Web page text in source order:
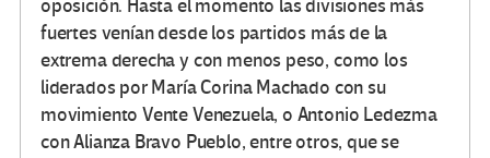
oposición. Hasta el momento las divisiones más
fuertes venían desde los partidos más de la
extrema derecha y con menos peso, como los
liderados por María Corina Machado con su
movimiento Vente Venezuela, o Antonio Ledezma
con Alianza Bravo Pueblo, entre otros, que se